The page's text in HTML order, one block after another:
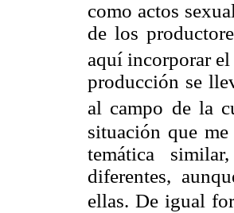
como actos
de los
aquí incorporar
producción se
al campo de la
situación que
temática
diferentes,
ellas. De igual